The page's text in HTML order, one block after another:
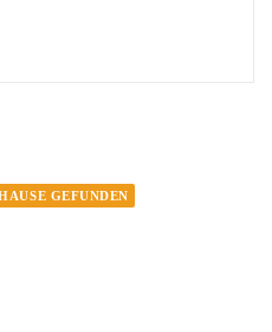
GEFUNDEN